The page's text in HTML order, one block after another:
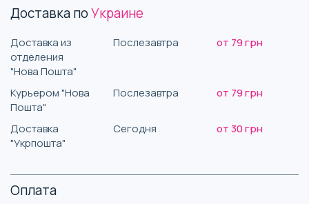
Доставка поУкраине
Доставка из
отделения
"Нова Пошта"
Послезавтра от 79 грн
Курьером "Нова
Пошта"
Послезавтра от 79 грн
Доставка
"Укрпошта"
Сегодня от 30 грн
Оплата